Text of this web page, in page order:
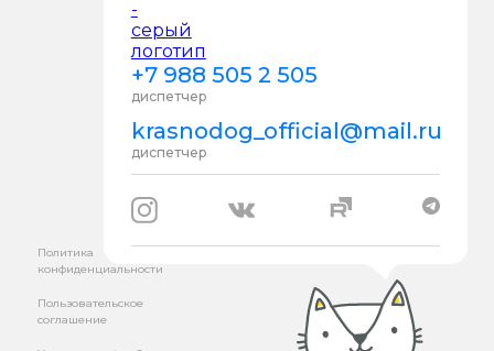
+7 988 505 2 505
диспетчер
krasnodog_official@mail.ru
диспетчер
Политика
конфиденциальности
Пользовательское
соглашение